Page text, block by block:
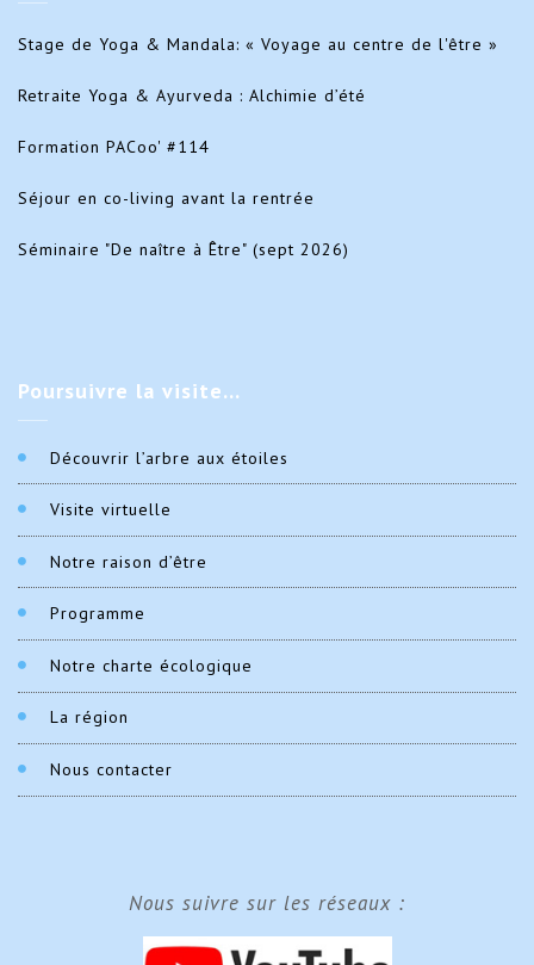
Stage de Yoga & Mandala: « Voyage au centre de l'être »
Retraite Yoga & Ayurveda : Alchimie d’été
Formation PACoo' #114
Séjour en co-living avant la rentrée
Séminaire "De naître à Être" (sept 2026)
Poursuivre la visite…
Découvrir l’arbre aux étoiles
Visite virtuelle
Notre raison d’être
Programme
Notre charte écologique
La région
Nous contacter
Nous suivre sur les réseaux :